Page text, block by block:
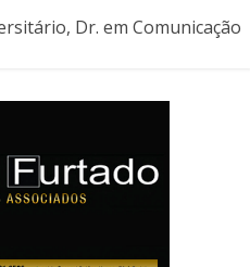
Dr. em Comunicação